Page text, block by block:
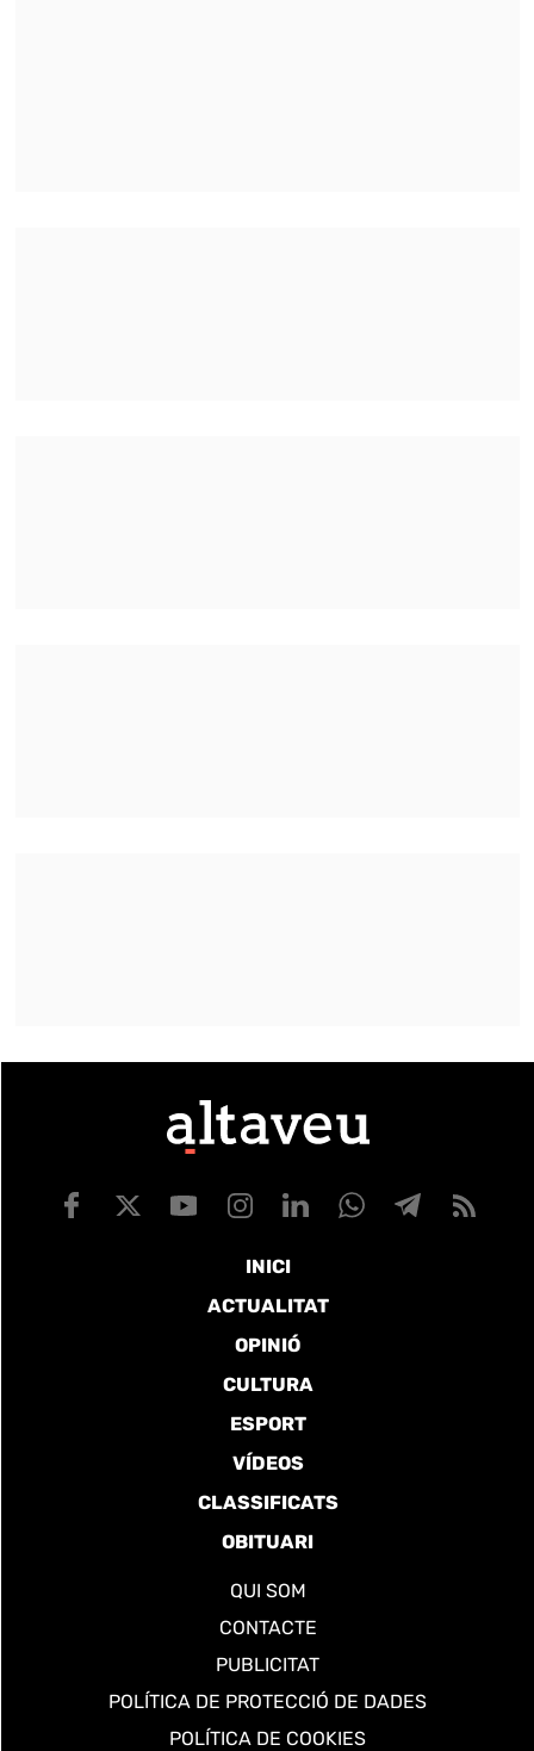
INICI
ACTUALITAT
OPINIÓ
CULTURA
ESPORT
VÍDEOS
CLASSIFICATS
OBITUARI
QUI SOM
CONTACTE
PUBLICITAT
POLÍTICA DE PROTECCIÓ DE DADES
POLÍTICA DE COOKIES